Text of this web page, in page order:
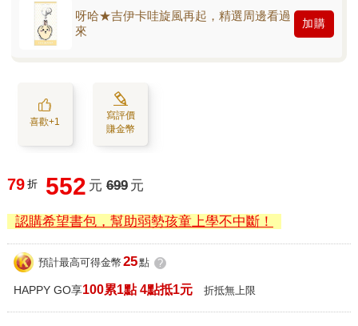
呀哈★吉伊卡哇旋風再起，精選周邊看過
來
加購
喜歡+1
寫評價
賺金幣
79 折 552 元 699 元
認購希望書包，幫助弱勢孩童上學不中斷！
預計最高可得金幣 25點 ?
HAPPY GO享100累1點 4點抵1元 折抵無上限